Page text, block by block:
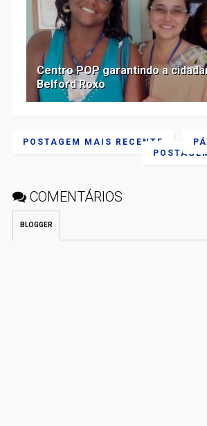
Centro POP garantindo a
Belford Roxo
POSTAGEM MAIS RECENTE
COMENTÁRIOS
BLOGGER